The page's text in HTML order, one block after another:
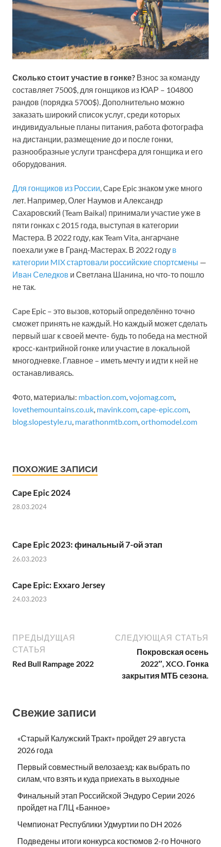
Сколько стоит участие в гонке? Взнос за команду
составляет 7500$, для гонщиков из ЮАР – 104800
рандов (порядка 5700$). Дополнительно можно
заказать широкий список услуг, среди которых
индивидуальные планы питания, работа фотографа
на дистанции, размещение до и после гонки,
разнообразные услуги трансфера для гонщика и его
оборудования.
Для гонщиков из России , Cape Epic знаком уже много
лет. Например, Олег Наумов и Александр
Сахаровский (Team Baikal) принимали участие уже в
пяти гонках с 2015 года, выступая в категории
Мастера. В 2022 году, как Team Vita, ангарчане
поехали уже в Гранд-Мастерах. В 2022 году в
категории MIX стартовали российские спортсмены —
Иван Селедков и Светлана Шанина, но что-то пошло
не так.
Cape Epic – это вызов, который определённо точно
сможет принять не каждый. Но каждый может сделать
первый шаг к своей мечте- будь то победа на местной
кросс-кантрийной гонке или участие в локальной
многодневке. Главное – иметь мечту и идти к ней не
останавливаясь.
Фото, материалы: mbaction.com vojomag.com
lovethemountains.co.uk mavink.com cape-epic.com
blog.slopestyle.ru marathonmtb.com orthomodel.com
ПОХОЖИЕ ЗАПИСИ
Cape Epic 2024
28.03.2024
Cape Epic 2023: финальный 7-ой этап
26.03.2023
Cape Epic: Exxaro Jersey
24.03.2023
ПРЕДЫДУЩАЯ
СТАТЬЯ
Red Bull Rampage 2022
СЛЕДУЮЩАЯ СТАТЬЯ
Покровская осень
2022″, XCO. Гонка
закрытия МТБ сезона.
Свежие записи
«Старый Калужский Тракт» пройдет 29 августа
2026 года
Первый совместный велозаезд: как выбрать по
силам, что взять и куда приехать в выходные
Финальный этап Российской Эндуро Серии 2026
пройдет на ГЛЦ «Банное»
Чемпионат Республики Удмуртии по DH 2026
Подведены итоги конкурса костюмов 2-го Ночного